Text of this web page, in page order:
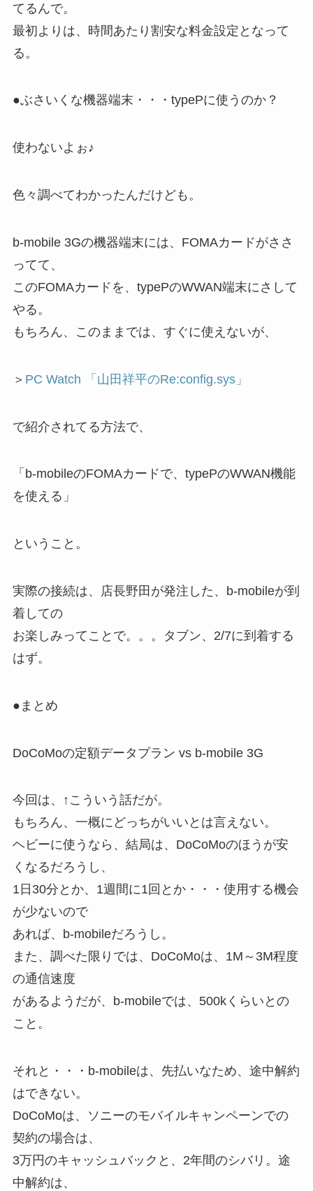
てるんで。
最初よりは、時間あたり割安な料金設定となって
る。
●ぶさいくな機器端末・・・typePに使うのか？
使わないよぉ♪
色々調べてわかったんだけども。
b-mobile 3Gの機器端末には、FOMAカードがささ
ってて、
このFOMAカードを、typePのWWAN端末にさして
やる。
もちろん、このままでは、すぐに使えないが、
＞ PC Watch 「山田祥平のRe:config.sys」
で紹介されてる方法で、
「b-mobileのFOMAカードで、typePのWWAN機能
を使える」
ということ。
実際の接続は、店長野田が発注した、b-mobileが到
着しての
お楽しみってことで。。。タブン、2/7に到着する
はず。
●まとめ
DoCoMoの定額データプラン vs b-mobile 3G
今回は、↑こういう話だが。
もちろん、一概にどっちがいいとは言えない。
ヘビーに使うなら、結局は、DoCoMoのほうが安
くなるだろうし、
1日30分とか、1週間に1回とか・・・使用する機会
が少ないので
あれば、b-mobileだろうし。
また、調べた限りでは、DoCoMoは、1M～3M程度
の通信速度
があるようだが、b-mobileでは、500kくらいとの
こと。
それと・・・b-mobileは、先払いなため、途中解約
はできない。
DoCoMoは、ソニーのモバイルキャンペーンでの
契約の場合は、
3万円のキャッシュバックと、2年間のシバリ。途
中解約は、